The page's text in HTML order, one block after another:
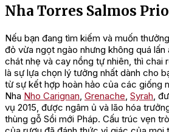
Nha Torres Salmos
Nếu bạn đang tìm kiếm và muốn
đỏ vừa ngọt ngào nhưng không quá lấn
chát nhẹ và cay nồng tự nhiên, thì chai
là sự lựa chọn lý tưởng nhất dành cho
từ sự kết hợp hoàn hảo của các giống
Nha Nho Carignan, Grenache, Syrah,
vụ 2015, được ngâm ủ và lão hóa
thùng gỗ Sồi mới Pháp. Cấu trúc vẹn